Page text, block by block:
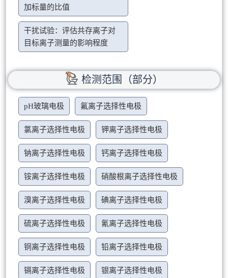
加标量的比值
干扰试验：评估共存离子对
目标离子测量的影响程度
检测范围（部分）
pH玻璃电极 氟离子选择性电极
氯离子选择性电极 钾离子选择性电极
钠离子选择性电极 钙离子选择性电极
铵离子选择性电极 硝酸根离子选择性电极
溴离子选择性电极 碘离子选择性电极
硫离子选择性电极 氰离子选择性电极
铜离子选择性电极 铅离子选择性电极
镉离子选择性电极 银离子选择性电极